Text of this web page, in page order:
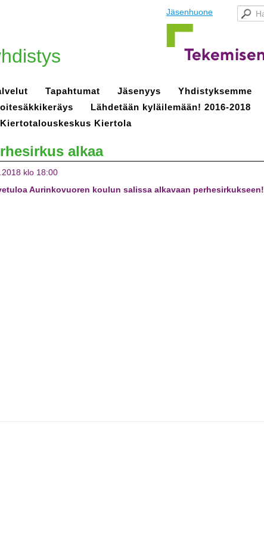
Jäsenhuone
Tapahtumat Jäsenyys Yhdistyksemme
Lähdetään kyläilemään! 2016-2018
Kiertotalouskeskus Kiertola
alkaa
klo 18:00
Aurinkovuoren koulun salissa alkavaan perhesirkukseen!